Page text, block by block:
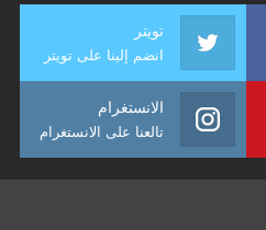
تويتر
انضم إلينا على تويتر
الانستغرام
تالعنا على الانستغرام